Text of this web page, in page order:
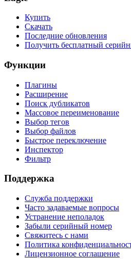
Купить
Скачать
Последние обновления
Получить бесплатный
Функции
Плагины
Расширение
Поиск дубликатов
Массовое переименование
Выбор тегов
Выбор файлов
Быстрое переключение
Инспектор
Фильтр
Поддержка
Служба поддержки
Часто задаваемые вопросы
Устранение неполадок
Забыли серийный номер
Свяжитесь с нами
Политика
Лицензионное соглашение